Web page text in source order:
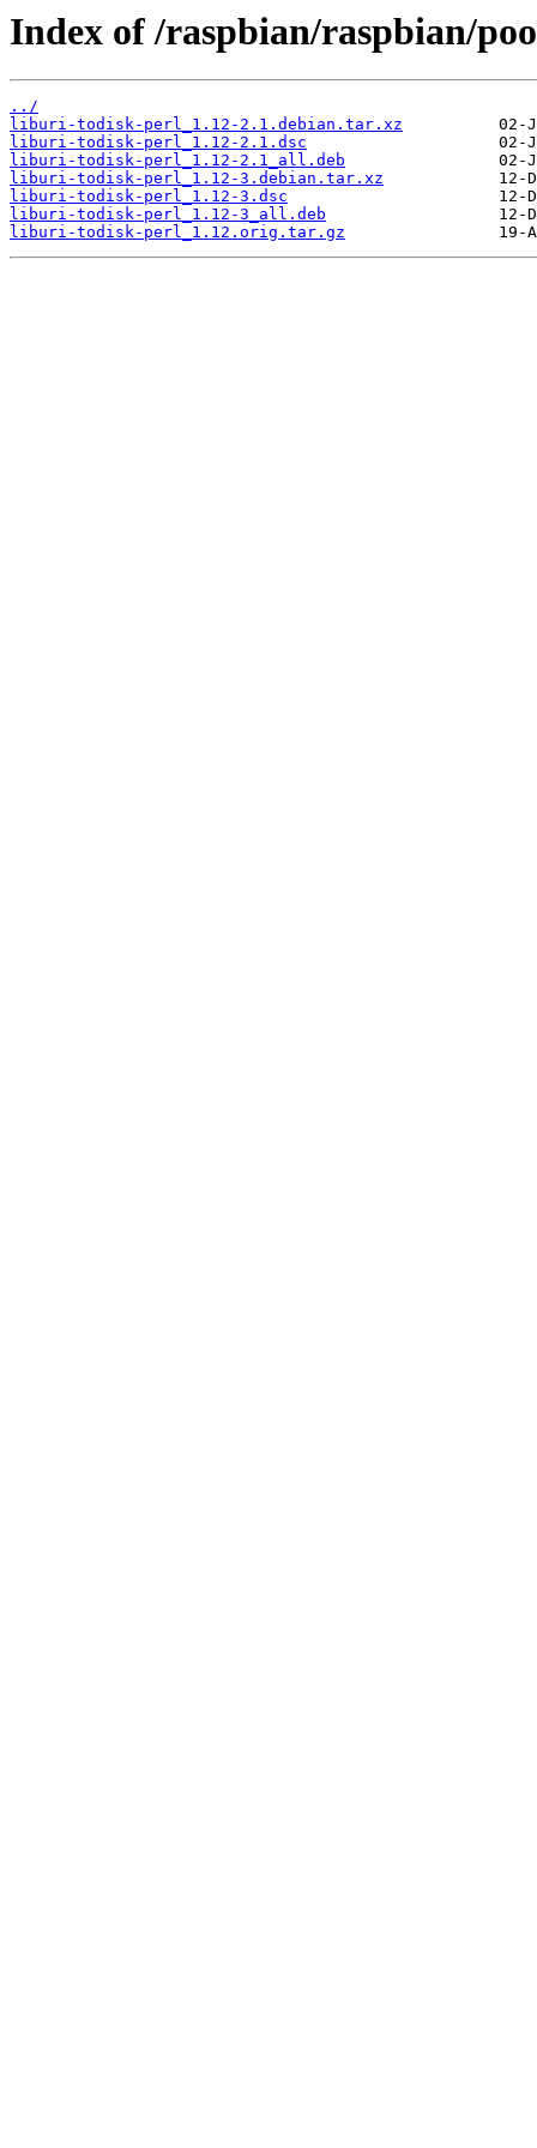
Index of /raspbian/raspbian/
../
liburi-todisk-perl_1.12-2.1.debian.tar.xz
liburi-todisk-perl_1.12-2.1.dsc
liburi-todisk-perl_1.12-2.1_all.deb
liburi-todisk-perl_1.12-3.debian.tar.xz
liburi-todisk-perl_1.12-3.dsc
liburi-todisk-perl_1.12-3_all.deb
liburi-todisk-perl_1.12.orig.tar.gz